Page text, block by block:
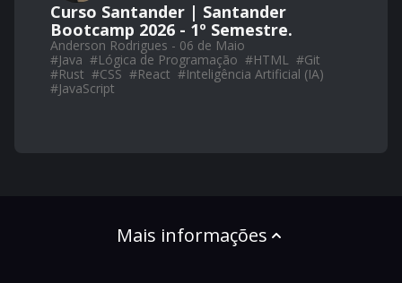
Curso Santander | Santander
Bootcamp 2026 - 1º Semestre.
Anderson Rodrigues - 06 de Maio
#Java #Lógica de Programação #HTML #Git
#Rust #CSS #React #Inteligência Artificial (IA)
#JavaScript
Mais informações